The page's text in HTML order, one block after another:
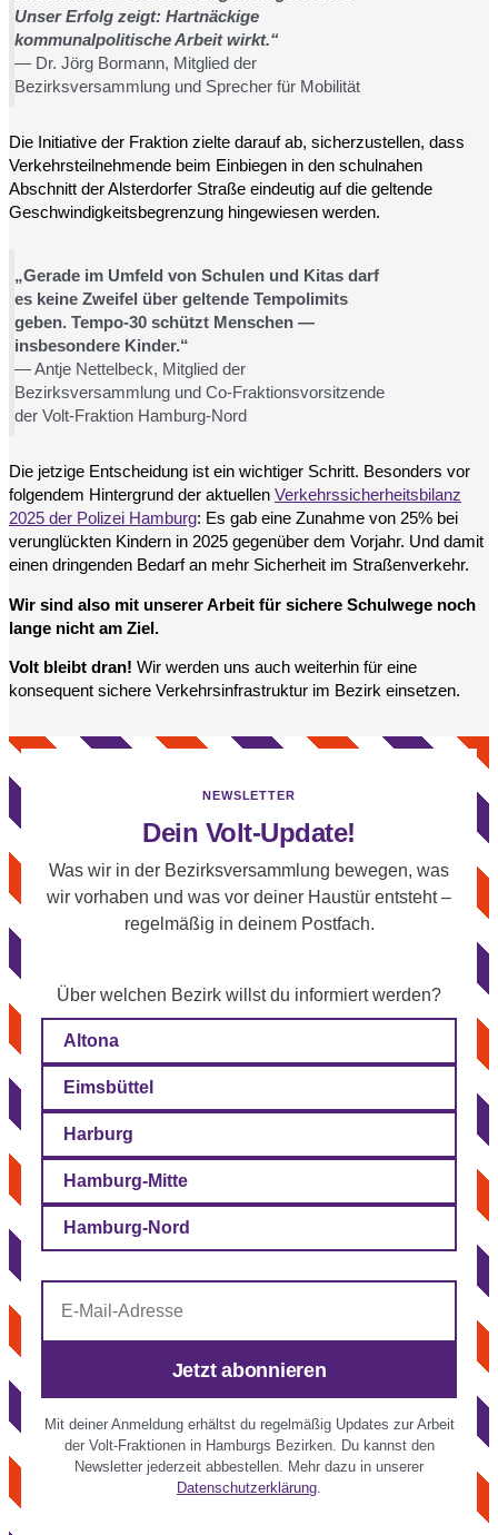
Unser Erfolg zeigt: Hartnäckige
kommunalpolitische Arbeit wirkt.“
— Dr. Jörg Bormann, Mitglied der
Bezirksversammlung und Sprecher für Mobilität
Die Initiative der Fraktion zielte darauf ab, sicherzustellen, dass
Verkehrsteilnehmende beim Einbiegen in den schulnahen
Abschnitt der Alsterdorfer Straße eindeutig auf die geltende
Geschwindigkeitsbegrenzung hingewiesen werden.
„Gerade im Umfeld von Schulen und Kitas darf
es keine Zweifel über geltende Tempolimits
geben. Tempo-30 schützt Menschen —
insbesondere Kinder.“
— Antje Nettelbeck, Mitglied der
Bezirksversammlung und Co-Fraktionsvorsitzende
der Volt-Fraktion Hamburg-Nord
Die jetzige Entscheidung ist ein wichtiger Schritt. Besonders vor
folgendem Hintergrund der aktuellen Verkehrssicherheitsbilanz
2025 der Polizei Hamburg: Es gab eine Zunahme von 25% bei
verunglückten Kindern in 2025 gegenüber dem Vorjahr. Und damit
einen dringenden Bedarf an mehr Sicherheit im Straßenverkehr.
Wir sind also mit unserer Arbeit für sichere Schulwege noch
lange nicht am Ziel.
Volt bleibt dran! Wir werden uns auch weiterhin für eine
konsequent sichere Verkehrsinfrastruktur im Bezirk einsetzen.
NEWSLETTER
Dein Volt-Update!
Was wir in der Bezirksversammlung bewegen, was
wir vorhaben und was vor deiner Haustür entsteht –
regelmäßig in deinem Postfach.
Über welchen Bezirk willst du informiert werden?
Altona
Eimsbüttel
Harburg
Hamburg-Mitte
Hamburg-Nord
Mail-
Adresse
Jetzt abonnieren
Mit deiner Anmeldung erhältst du regelmäßig Updates zur Arbeit
der Volt-Fraktionen in Hamburgs Bezirken. Du kannst den
Newsletter jederzeit abbestellen. Mehr dazu in unserer
Datenschutzerklärung.